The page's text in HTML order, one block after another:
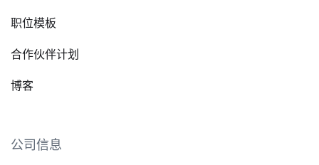
职位模板
合作伙伴计划
博客
公司信息